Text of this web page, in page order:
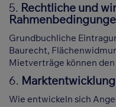
5. Rechtliche und
Grundbuchliche
Baurecht,
Mietverträge können
6.
Wie entwickeln sich